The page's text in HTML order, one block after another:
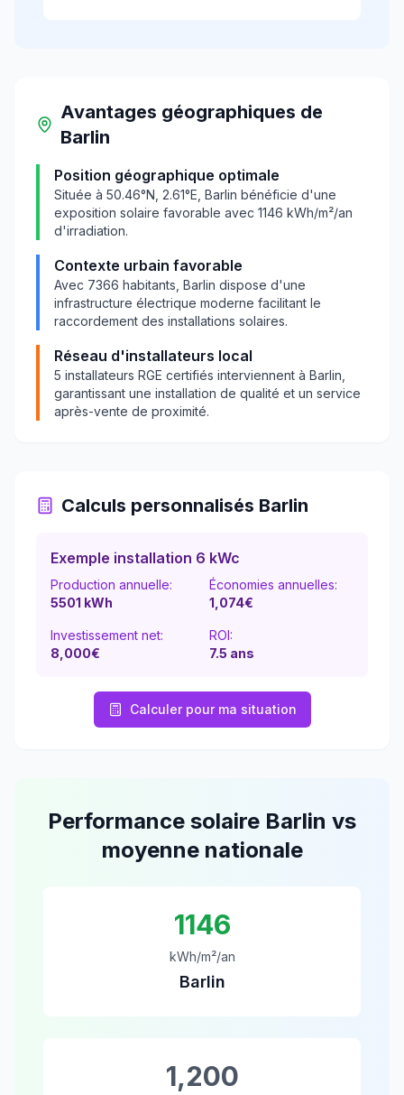
Avantages géographiques de
Barlin
Position géographique optimale
Située à 50.46°N, 2.61°E, Barlin bénéficie d'une
exposition solaire favorable avec 1146 kWh/m²/an
d'irradiation.
Contexte urbain favorable
Avec 7366 habitants, Barlin dispose d'une
infrastructure électrique moderne facilitant le
raccordement des installations solaires.
Réseau d'installateurs local
5 installateurs RGE certifiés interviennent à Barlin
garantissant une installation de qualité et un service
après-vente de proximité.
Calculs personnalisés Barlin
Exemple installation 6 kWc
Production annuelle:
5501 kWh
Économies annuelles:
1,074€
Investissement net:
8,000€
ROI:
7.5 ans
Calculer pour ma situation
Performance solaire Barlin vs
moyenne nationale
1146
kWh/m²/an
Barlin
1,200